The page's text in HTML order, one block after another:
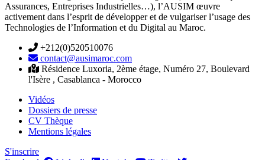
Assurances, Entreprises Industrielles…), l’AUSIM œuvre
activement dans l’esprit de développer et de vulgariser l’usage des
Technologies de l’Information et du Digital au Maroc.
+212(0)520510076
contact@ausimaroc.com
Résidence Luxoria, 2ème étage, Numéro 27, Boulevard
l'Isère , Casablanca - Morocco
Vidéos
Dossiers de presse
CV Thèque
Mentions légales
S'inscrire